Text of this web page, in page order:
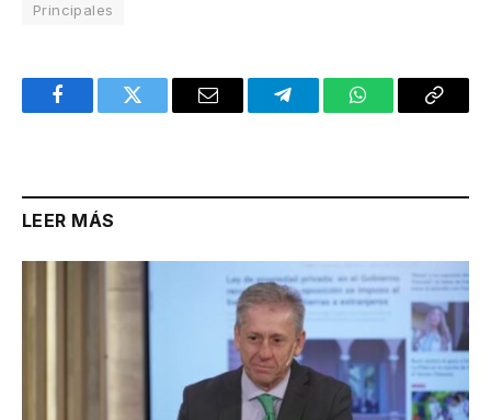
Principales
FacebookTwitter Email TelegramWhatsAppCopy
LEER MÁS